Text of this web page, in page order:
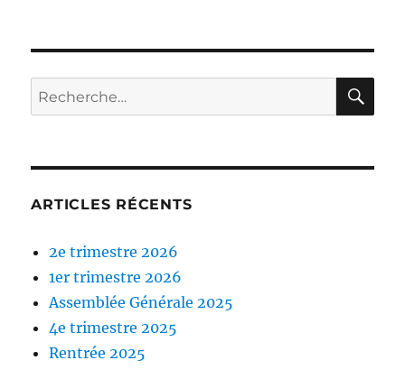
Recherche
pour :
ARTICLES RÉCENTS
2e trimestre 2026
1er trimestre 2026
Assemblée Générale 2025
4e trimestre 2025
Rentrée 2025